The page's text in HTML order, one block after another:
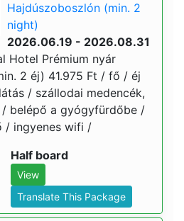
Hajdúszoboszlón (min. 2
night)
2026.06.19 - 2026.08.31
Hotel Prémium nyár
2 éj) 41.975 Ft / fő / éj
/ szállodai medencék,
/ belépő a gyógyfürdőbe /
/ ingyenes wifi /
Half board
View
Translate This Package